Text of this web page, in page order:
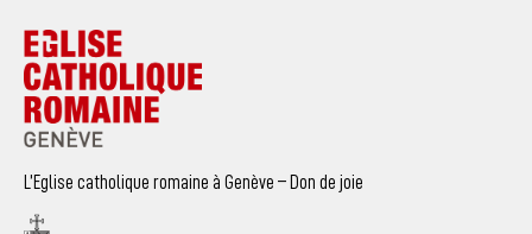
L’Eglise catholique romaine à Genève – Don de joie